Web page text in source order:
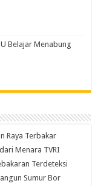
Belajar Menabung
Raya Terbakar
Menara TVRI
Terdeteksi
Sumur Bor